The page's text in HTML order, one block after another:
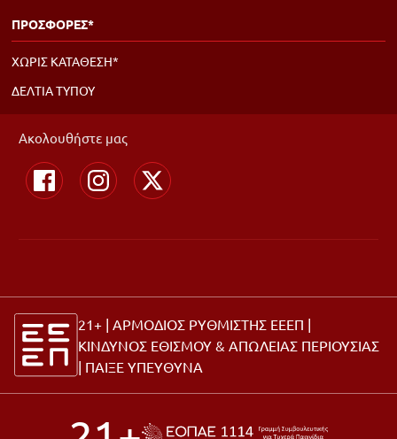
ΠΡΟΣΦΟΡΕΣ*
ΧΩΡΙΣ ΚΑΤΑΘΕΣΗ*
ΔΕΛΤΙΑ ΤΥΠΟΥ
Ακολουθήστε μας
21+ | ΑΡΜΟΔΙΟΣ ΡΥΘΜΙΣΤΗΣ ΕΕΕΠ |
ΚΙΝΔΥΝΟΣ ΕΘΙΣΜΟΥ & ΑΠΩΛΕΙΑΣ ΠΕΡΙΟΥΣΙΑΣ
| ΠΑΙΞΕ ΥΠΕΥΘΥΝΑ